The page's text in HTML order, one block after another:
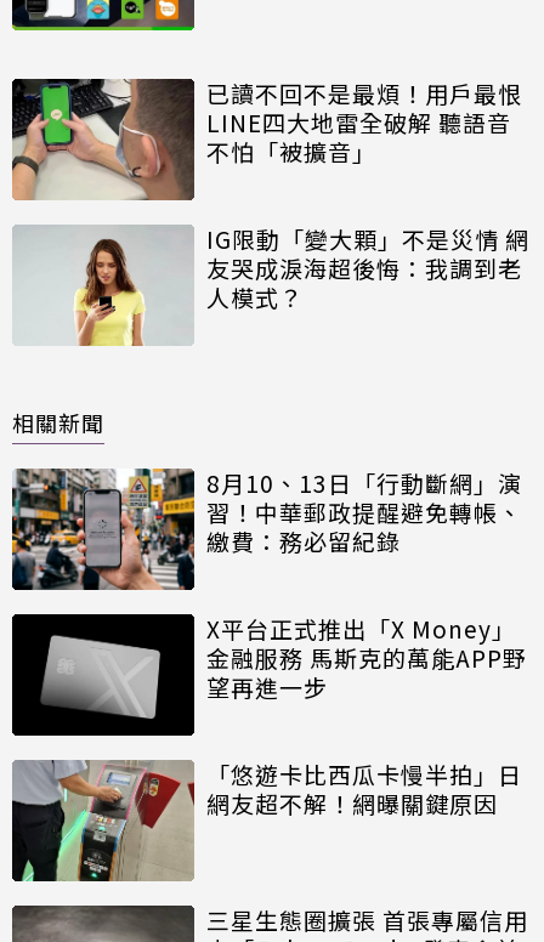
已讀不回不是最煩！用戶最恨
LINE四大地雷全破解 聽語音
不怕「被擴音」
IG限動「變大顆」不是災情 網
友哭成淚海超後悔：我調到老
人模式？
相關新聞
8月10、13日「行動斷網」演
習！中華郵政提醒避免轉帳、
繳費：務必留紀錄
X平台正式推出「X Money」
金融服務 馬斯克的萬能APP野
望再進一步
「悠遊卡比西瓜卡慢半拍」日
網友超不解！網曝關鍵原因
三星生態圈擴張 首張專屬信用